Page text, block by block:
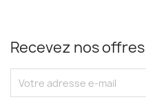
Recevez nos